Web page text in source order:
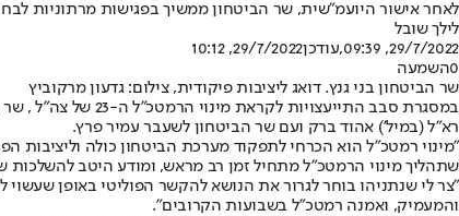
לאחר אישור היועמ"שית, שר הביטחון ממשיך בפגישות מרתוניות
לילך שובל
29/7/2022, 09:39
,עודכן29/7/2022, 10:12
0השמעה
שר הביטחון בני גנץ. דואג ליציבות פיקודית, צילום: גדעון מרקוביץ
במסגרת סבב
רא"ל (במיל') אהוד ברק ועם שר הביטחון לשעבר עמיר פרץ.
"מינוי רמטכ"ל הוא הכרחי לתפקוד מערכת הביטחון כולה וליציבות
שתהליך מינוי הרמטכ"ל מתחיל זמן רב מראש, ומודע היטב להשלכות
"צר לי שנתניהו בוחר לגרור את הנושא להקשר הפוליטי באופן
והמעמיק, ואמנה רמטכ"ל בשבועות הקרובים".